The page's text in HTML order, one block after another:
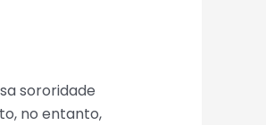
sororidade
no entanto,